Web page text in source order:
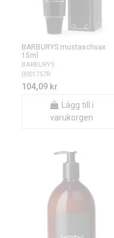
BARBURYS mustaschvax
15ml
BARBURYS
0001757R
104,09 kr
Lägg till i
varukorgen